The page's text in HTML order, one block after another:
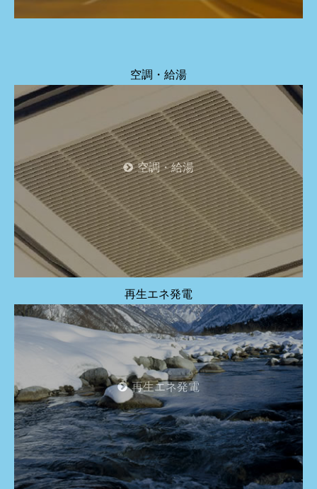
空調・給湯
空調・給湯
再生エネ発電
再生エネ発電